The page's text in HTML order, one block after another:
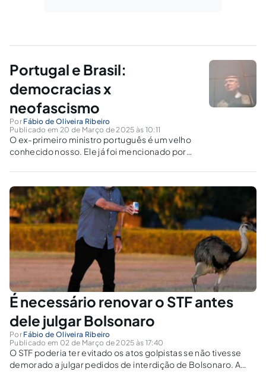
Portugal e Brasil:
democracias x
neofascismo
Por Fábio de Oliveira Ribeiro
Publicado em 20 de Março de 2025 às 10:11
O ex-primeiro ministro português é um velho
conhecido nosso. Ele já foi mencionado por
tratar do caso dele porque um espectro
português está rondando o Brasil. Quando
participou do lançamento do livro...
É necessário renovar o STF antes
dele julgar Bolsonaro
Por Fábio de Oliveira Ribeiro
Publicado em 02 de Março de 2025 às 17:40
O STF poderia ter evitado os atos golpistas se não tivesse
demorado a julgar pedidos de interdição de Bolsonaro. A